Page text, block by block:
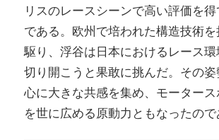
リスのレースシーンで高い評価を
である。欧州で培われた構造技術
駆り、浮谷は日本におけるレース
切り開こうと果敢に挑んだ。その
心に大きな共感を集め、モーター
を世に広める原動力ともなったので